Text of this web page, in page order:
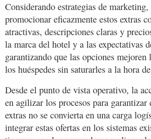
Considerando estrategias de
promocionar eficazmente estos extras
atractivas, descripciones claras y
la marca del hotel y a las expectativas
garantizando que las opciones mejoren
los huéspedes sin saturarles a la hora
Desde el punto de vista operativo, la
en agilizar los procesos para garantizar
extras no se convierta en una carga
integrar estas ofertas en los sistemas